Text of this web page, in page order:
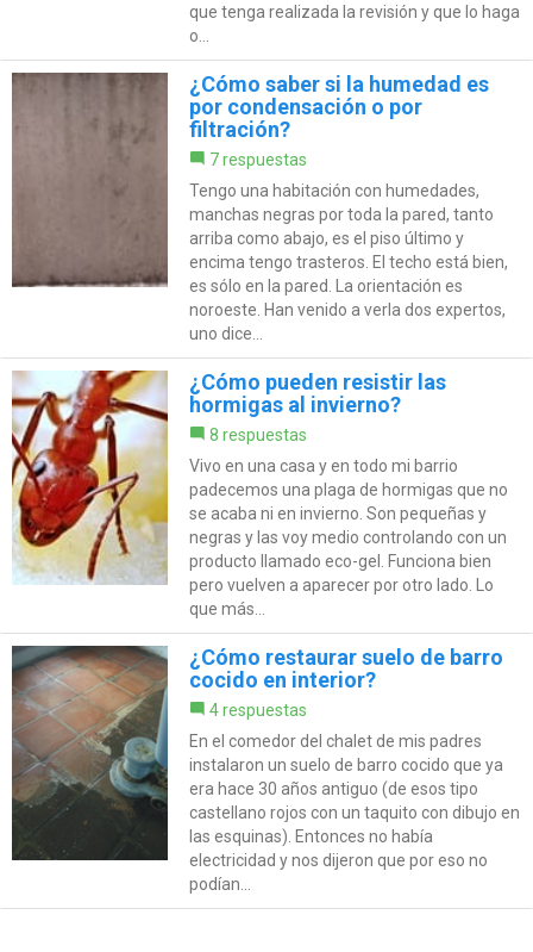
que tenga realizada la revisión y que lo haga
o...
¿Cómo saber si la humedad es
por condensación o por
filtración?
7 respuestas
Tengo una habitación con humedades,
manchas negras por toda la pared, tanto
arriba como abajo, es el piso último y
encima tengo trasteros. El techo está bien,
es sólo en la pared. La orientación es
noroeste. Han venido a verla dos expertos,
uno dice...
¿Cómo pueden resistir las
hormigas al invierno?
8 respuestas
Vivo en una casa y en todo mi barrio
padecemos una plaga de hormigas que no
se acaba ni en invierno. Son pequeñas y
negras y las voy medio controlando con un
producto llamado eco-gel. Funciona bien
pero vuelven a aparecer por otro lado. Lo
que más...
¿Cómo restaurar suelo de barro
cocido en interior?
4 respuestas
En el comedor del chalet de mis padres
instalaron un suelo de barro cocido que ya
era hace 30 años antiguo (de esos tipo
castellano rojos con un taquito con dibujo en
las esquinas). Entonces no había
electricidad y nos dijeron que por eso no
podían...